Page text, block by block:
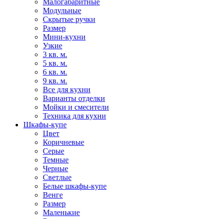
Малогабаритные
Модульные
Скрытые ручки
Размер
Мини-кухни
Узкие
3 кв. м.
5 кв. м.
6 кв. м.
9 кв. м.
Все для кухни
Варианты отделки
Мойки и смесители
Техника для кухни
Шкафы-купе
Цвет
Коричневые
Серые
Темные
Черные
Светлые
Белые шкафы-купе
Венге
Размер
Маленькие